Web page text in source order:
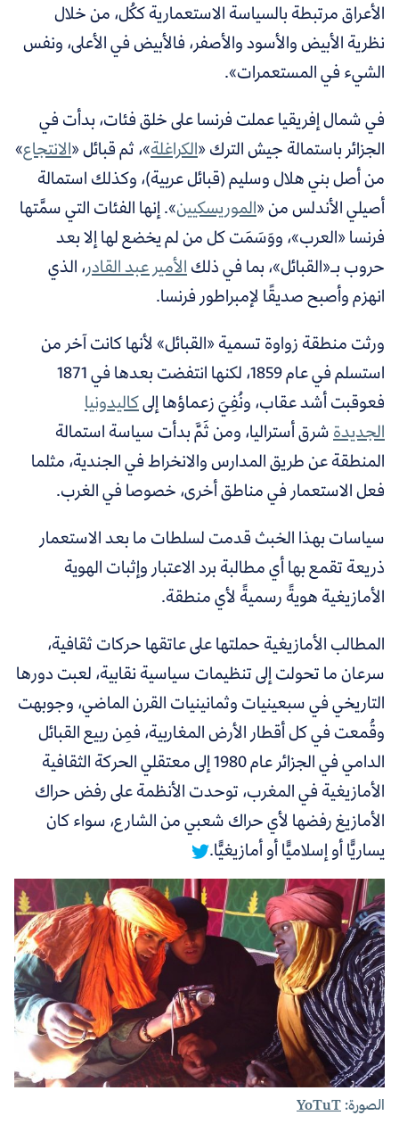
الأعراق مرتبطة بالسياسة الاستعمارية ككُل، من خلال
نظرية الأبيض والأسود والأصفر، فالأبيض في الأعلى، ونفس
الشيء في المستعمرات».
في شمال إفريقيا عملت فرنسا على خلق فئات، بدأت في
الجزائر باستمالة جيش الترك «الكراغلة»،ثم قبائل «الانتجاع»
من أصل بني هلال وسليم(قبائل عربية)، وكذلك استمالة
أصيلي الأندلس من «الموريسكيين». إنها الفئات التي سمَّتها
فرنسا «العرب»، ووَسَمَت كل من لم يخضع لها إلا بعد
حروب بـ«القبائل»، بما في ذلكالأمير عبد القادر، الذي
انهزم وأصبح صديقًا لإمبراطور فرنسا.
ورثت منطقة زواوة تسمية «القبائل» لأنها كانت آخر من
استسلم في عام 1859، لكنها انتفضت بعدها في 1871
فعوقبت أشد عقاب، ونُفِيَ زعماؤها إلىكاليدونيا
الجديدةشرق أستراليا، ومن ثَمَّ بدأت سياسة استمالة
المنطقة عن طريق المدارس والانخراط في الجندية، مثلما
فعل الاستعمار في مناطق أخرى، خصوصا في الغرب.
سياسات بهذا الخبث قدمت لسلطات ما بعد الاستعمار
ذريعة تقمع بها أي مطالبة برد الاعتبار وإثبات الهوية
الأمازيغية هويةً رسميةً لأي منطقة.
المطالب الأمازيغية حملتها على عاتقها حركات ثقافية،
سرعان ما تحولت إلى تنظيمات سياسية نقابية، لعبت دورها
التاريخي في سبعينيات وثمانينيات القرن الماضي، وجوبهت
وقُمعت في كل أقطار الأرض المغاربية، فمِن ربيع القبائل
الدامي في الجزائر عام 1980 إلى معتقلي الحركة الثقافية
الأمازيغية في المغرب،توحدت الأنظمة على رفض حراك
الأمازيغ رفضها لأي حراك شعبي من الشارع، سواء كان
يساريًّا أو إسلاميًّا أو أمازيغيًّا.
الصورة:YoTuT